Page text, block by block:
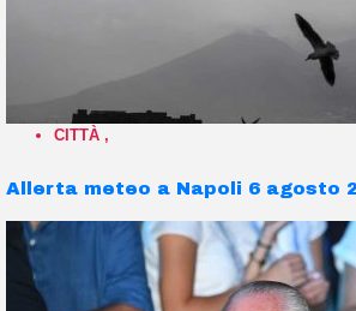
CITTÀ ,
Allerta meteo a Napoli 6 agosto